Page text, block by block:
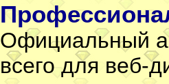
Официальный
всего для веб-